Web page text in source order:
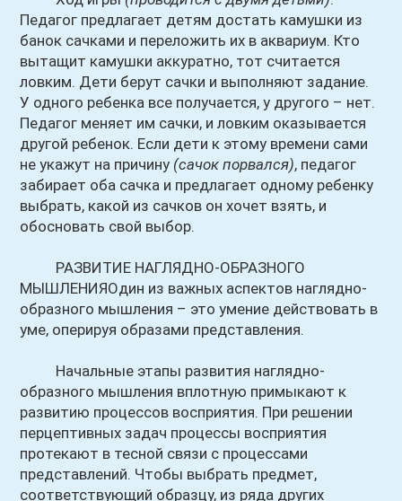
Педагог предлагает детям достать камушки из
банок сачками и переложить их в аквариум. Кто
вытащит камушки аккуратно, тот считается
ловким. Дети берут сачки и выполняют задание.
У одного ребенка все получается, у другого – нет.
Педагог меняет им сачки, и ловким оказывается
другой ребенок. Если дети к этому времени сами
не укажут на причину (сачок порвался), педагог
забирает оба сачка и предлагает одному ребенку
выбрать, какой из сачков он хочет взять, и
обосновать свой выбор.
РАЗВИТИЕ НАГЛЯДНО-ОБРАЗНОГО
МЫШЛЕНИЯОдин из важных аспектов наглядно-
образного мышления – это умение действовать в
уме, оперируя образами представления.
Начальные этапы развития наглядно-
образного мышления вплотную примыкают к
развитию процессов восприятия. При решении
перцептивных задач процессы восприятия
протекают в тесной связи с процессами
представлений. Чтобы выбрать предмет,
соответствующий образцу, из ряда других